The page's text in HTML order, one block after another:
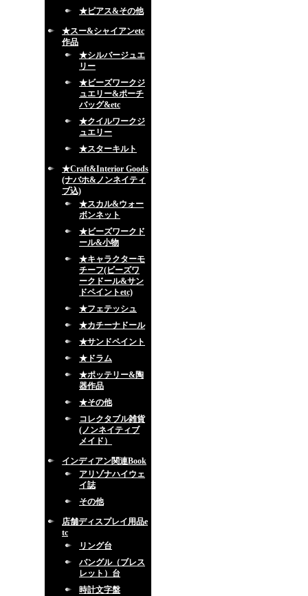
★ピアス&その他
★スー&シャイアンetc
作品
★シルバージュエ
リー
★ビーズワークジ
ュエリー&ポーチ
バッグ&etc
★クイルワークジ
ュエリー
★スターキルト
★Craft&Interior Goods
(ナバホ&ノンネイティ
ブ込)
★スカル&ウォー
ボンネット
★ビーズワークド
ール&小物
★キャラクターモ
チーフ(ビーズワ
ークドール&サン
ドペイントetc)
★フェテッシュ
★カチーナドール
★サンドペイント
★ドラム
★ポッテリー&陶
器作品
★その他
コレクタブル雑貨
(ノンネイティブ
メイド）
インディアン関連Book
アリゾナハイウェ
イ誌
その他
店舗ディスプレイ用品e
tc
リング台
バングル（ブレス
レット）台
時計文字盤